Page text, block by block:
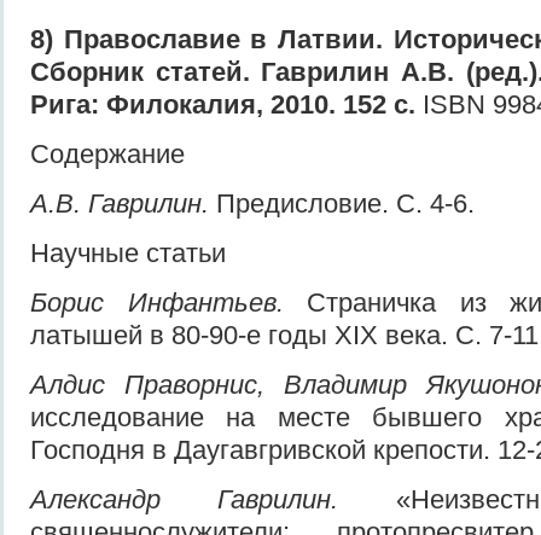
8) Православие в Латвии.
Сборник статей. Гаврилин А.В.
Рига: Филокалия, 2010. 152 с. ISBN
Содержание
А.В. Гаврилин. Предисловие. С. 4-6.
Научные статьи
Борис Инфантьев. Страничка из
латышей в 80-90-е годы XIX века. С. 7-
Алдис Праворнис, Владимир
исследование на месте бывшего
Господня в Даугавгривской крепости.
Александр Гаврилин.